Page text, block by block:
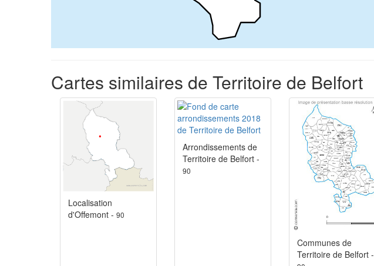
Cartes similaires de Territoire de Belfort
Localisation
d'Offemont - 90
Arrondissements de
Territoire de Belfort -
90
Communes de
Territoire de Belfort -